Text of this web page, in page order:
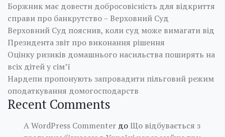
Боржник має довести добросовісність для відкриття
справи про банкрутство – Верховний Суд
Верховний Суд пояснив, коли суд може вимагати від
Президента звіт про виконання рішення
Оцінку ризиків домашнього насильства поширять на
всіх дітей у сім’ї
Нардепи пропонують запровадити пільговий режим
оподаткування домогосподарств
Recent Comments
A WordPress Commenter до Що відбувається з